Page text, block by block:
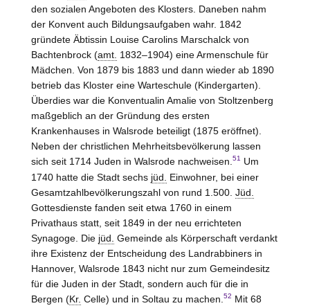
den sozialen Angeboten des Klosters. Daneben nahm
der Konvent auch Bildungsaufgaben wahr. 1842
gründete Äbtissin Louise Carolins Marschalck von
Bachtenbrock(amt. 1832–1904) eine Armenschule für
Mädchen. Von 1879 bis 1883 und dann wieder ab 1890
betrieb das Kloster eine Warteschule (Kindergarten).
Überdies war die Konventualin Amalie von Stoltzenberg
maßgeblich an der Gründung des ersten
Krankenhauses in Walsrode beteiligt (1875 eröffnet).
Neben der christlichen Mehrheitsbevölkerung lassen
sich seit 1714 Juden in Walsrode nachweisen. 51
Um
1740 hatte die Stadt sechs jüd.
Einwohner, bei einer
Gesamtzahlbevölkerungszahl von rund 1.500. Jüd.
Gottesdienste fanden seit etwa 1760 in einem
Privathaus statt, seit 1849 in der neu errichteten
Synagoge. Die jüd. Gemeinde als Körperschaft verdankt
ihre Existenz der Entscheidung des Landrabbiners in
Hannover, Walsrode 1843 nicht nur zum Gemeindesitz
für die Juden in der Stadt, sondern auch für die in
Bergen (Kr. Celle) und in Soltau zu machen. 52 Mit 68